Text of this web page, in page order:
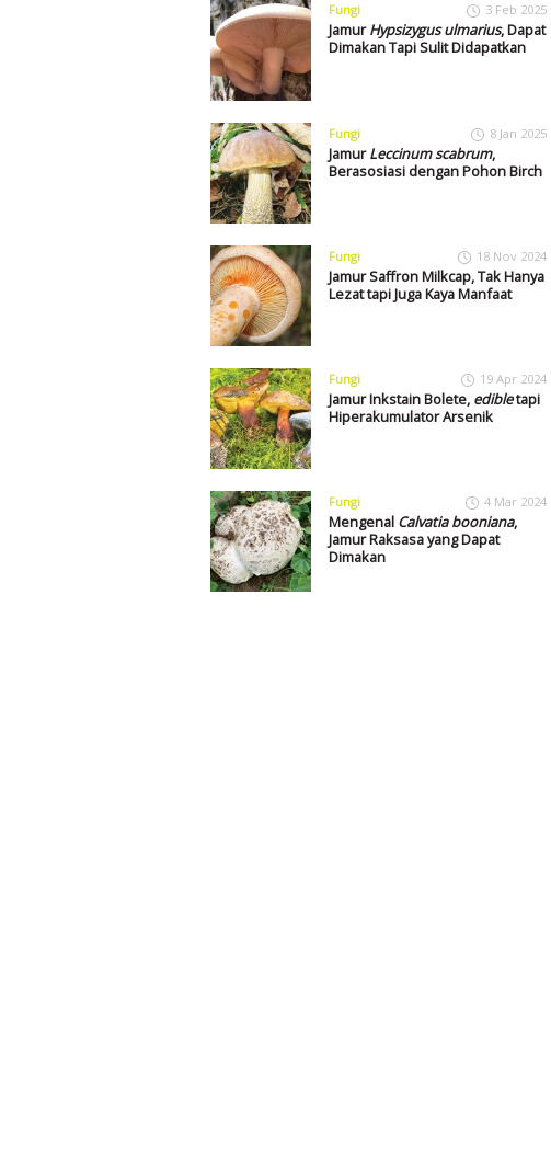
Fungi 3 Feb 2025
JamurHypsizygus ulmarius, Dapat
Dimakan Tapi Sulit Didapatkan
Fungi 8 Jan 2025
JamurLeccinum scabrum,
Berasosiasi dengan Pohon Birch
Fungi 18 Nov 2024
Jamur Saffron Milkcap, Tak Hanya
Lezat tapi Juga Kaya Manfaat
Fungi 19 Apr 2024
Jamur Inkstain Bolete, edibletapi
Hiperakumulator Arsenik
Fungi 4 Mar 2024
Mengenal Calvatia booniana,
Jamur Raksasa yang Dapat
Dimakan